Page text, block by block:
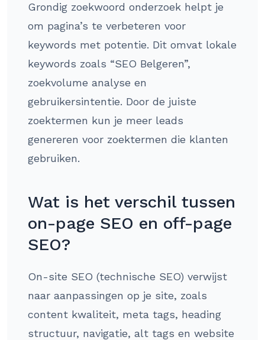
Grondig zoekwoord onderzoek helpt je
om pagina’s te verbeteren voor
keywords met potentie. Dit omvat lokale
keywords zoals “SEO Belgeren”,
zoekvolume analyse en
gebruikersintentie. Door de juiste
zoektermen kun je meer leads
genereren voor zoektermen die klanten
gebruiken.
Wat is het verschil tussen
on-page SEO en off-page
SEO?
On-site SEO (technische SEO) verwijst
naar aanpassingen op je site, zoals
content kwaliteit, meta tags, heading
structuur, navigatie, alt tags en website